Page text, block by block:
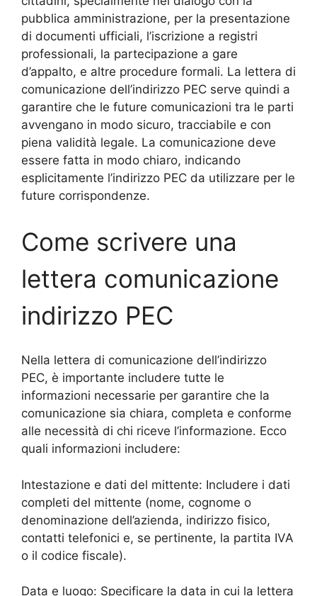
pubblica amministrazione, per la presentazione
di documenti ufficiali, l’iscrizione a registri
professionali, la partecipazione a gare
d’appalto, e altre procedure formali. La lettera di
comunicazione dell’indirizzo PEC serve quindi a
garantire che le future comunicazioni tra le parti
avvengano in modo sicuro, tracciabile e con
piena validità legale. La comunicazione deve
essere fatta in modo chiaro, indicando
esplicitamente l’indirizzo PEC da utilizzare per le
future corrispondenze.
Come scrivere una
lettera comunicazione
indirizzo PEC
Nella lettera di comunicazione dell’indirizzo
PEC, è importante includere tutte le
informazioni necessarie per garantire che la
comunicazione sia chiara, completa e conforme
alle necessità di chi riceve l’informazione. Ecco
quali informazioni includere:
Intestazione e dati del mittente: Includere i dati
completi del mittente (nome, cognome o
denominazione dell’azienda, indirizzo fisico,
contatti telefonici e, se pertinente, la partita IVA
o il codice fiscale).
Data e luogo: Specificare la data in cui la lettera